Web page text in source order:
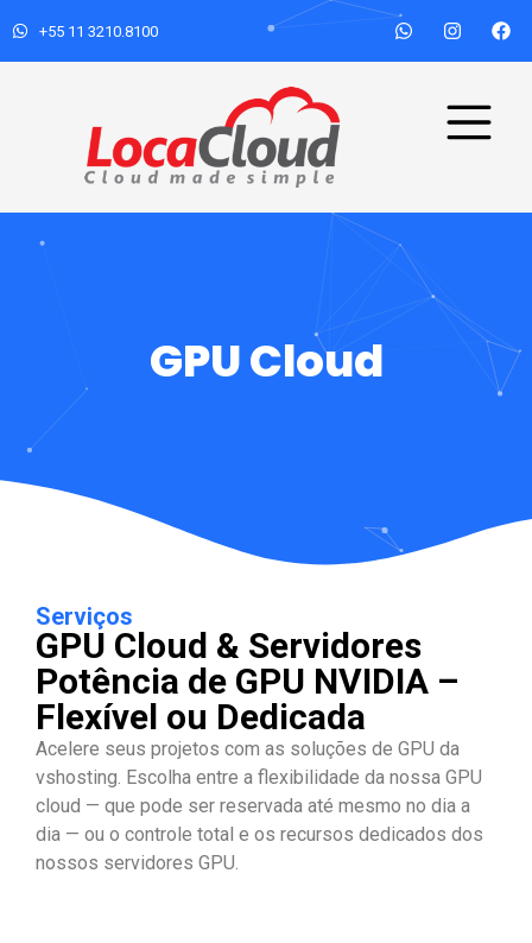
+55 11 3210.8100
GPU Cloud
Serviços
GPU Cloud & Servidores
Potência de GPU NVIDIA –
Flexível ou Dedicada
Acelere seus projetos com as soluções de GPU da
vshosting. Escolha entre a flexibilidade da nossa GPU
cloud — que pode ser reservada até mesmo no dia a
dia — ou o controle total e os recursos dedicados dos
nossos servidores GPU.